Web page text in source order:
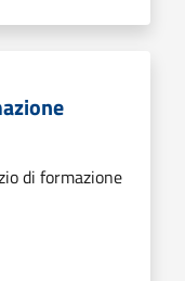
di formazione